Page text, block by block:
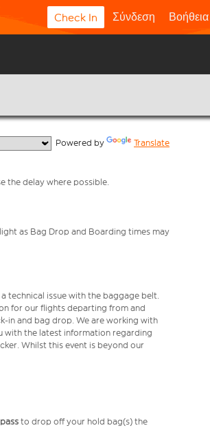
Check In Σύνδεση
Powered by Translate
the delay where possible.
as Bag Drop and Boarding times may
technical issue with the baggage belt.
for our flights departing from and
in and bag drop. We are working with
the latest information regarding
Whilst this event is beyond our
to drop off your hold bag(s) the